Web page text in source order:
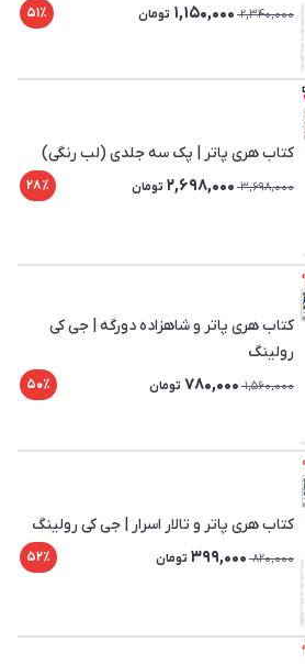
2,340,000
1,150,000 تومان 51٪
کتاب هری پاتر | پک سه جلدی (لب رنگی)
3,698,000
2,698,000 تومان 28٪
کتاب هری پاتر و شاهزاده دورگه | جی کی
رولینگ
1,560,000
780,000 تومان 50٪
کتاب هری پاتر و تالار اسرار | جی کی رولینگ
820,000
399,000 تومان 52٪